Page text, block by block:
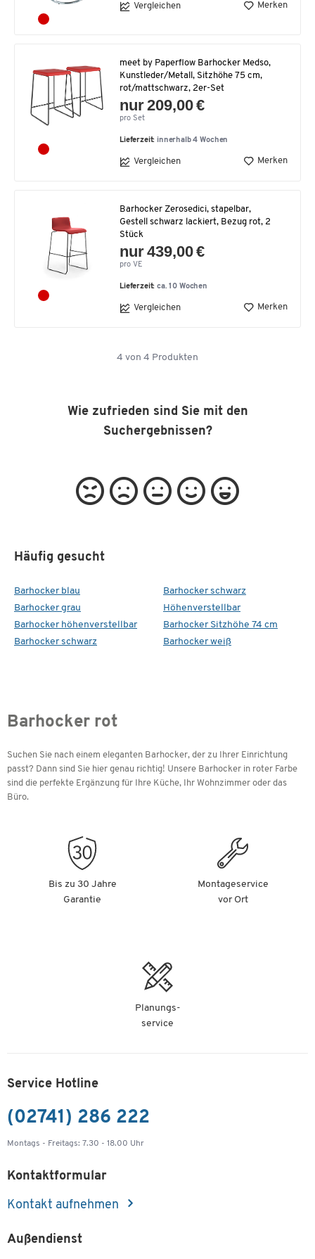
Vergleichen Merken
meet by Paperflow Barhocker Medso,
Kunstleder/Metall, Sitzhöhe 75 cm,
rot/mattschwarz, 2er-Set
nur 209,00 €
pro Set
Lieferzeit: innerhalb 4 Wochen
Vergleichen Merken
Barhocker Zerosedici, stapelbar,
Gestell schwarz lackiert, Bezug rot, 2
Stück
nur 439,00 €
pro VE
Lieferzeit:ca. 10 Wochen
Vergleichen Merken
4 von 4 Produkten
Wie zufrieden sind Sie mit den
Suchergebnissen?
Häufig gesucht
Barhocker blau
Barhocker grau
Barhocker höhenverstellbar
Barhocker schwarz
Barhocker schwarz
Höhenverstellbar
Barhocker Sitzhöhe 74 cm
Barhocker weiß
Barhocker rot
Suchen Sie nach einem eleganten Barhocker, der zu Ihrer Einrichtung
passt? Dann sind Sie hier genau richtig! Unsere Barhocker in roter Farbe
sind die perfekte Ergänzung für Ihre Küche, Ihr Wohnzimmer oder das
Büro.
Bis zu 30 Jahre
Garantie
Montageservice
vor Ort
Planungs-
service
Service Hotline
(02741) 286 222
Montags - Freitags: 7.30 - 18.00 Uhr
Kontaktformular
Kontakt aufnehmen
Außendienst